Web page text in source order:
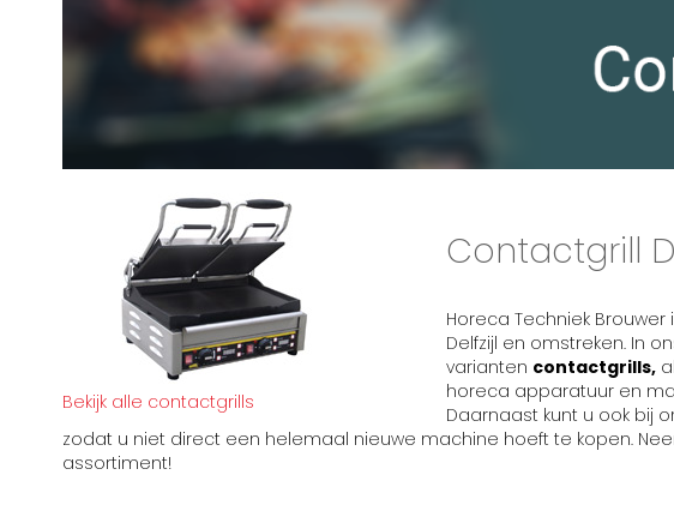
Bekijk alle contactgrills
Contactgrill
Horeca Techniek
Delfzijl en omstreken. In
varianten contactgrills,
horeca apparatuur en
Daarnaast kunt u ook bij
zodat u niet direct een helemaal nieuwe machine hoeft te kopen.
assortiment!